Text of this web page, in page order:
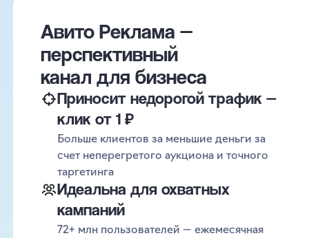
Авито Реклама —
перспективный
канал для бизнеса
Приносит недорогой трафик —
клик от 1 ₽
Больше клиентов за меньшие деньги за
счет неперегретого аукциона и точного
таргетинга
Идеальна для охватных
кампаний
72+ млн пользователей — ежемесячная